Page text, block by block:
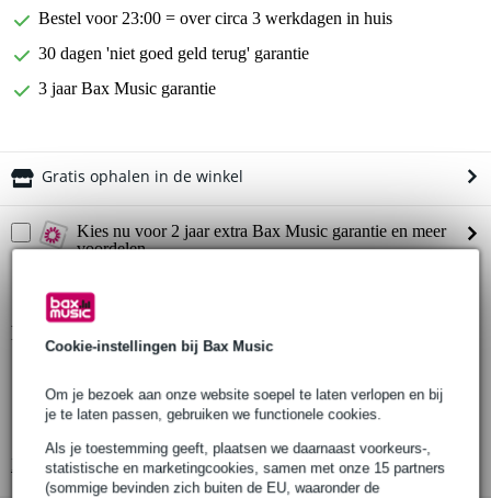
Cookie-instellingen bij Bax Music
Om je bezoek aan onze website soepel te laten verlopen en bij
je te laten passen, gebruiken we functionele cookies.
Als je toestemming geeft, plaatsen we daarnaast voorkeurs-,
statistische en marketingcookies, samen met onze 15 partners
(sommige bevinden zich buiten de EU, waaronder de
Bestel voor 23:00 = over circa 3 werkdagen in huis
30 dagen 'niet goed geld terug' garantie
3 jaar Bax Music garantie
Gratis ophalen in de winkel
Kies nu voor 2 jaar extra Bax Music garantie en meer
voordelen
Productinformatie
H-frame voor truss
geschikt voor Prolyte truss
Bekijk alle productspecificaties